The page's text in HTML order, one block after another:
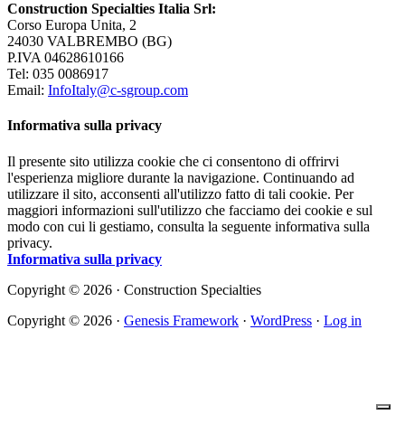
Construction Specialties Italia Srl:
Corso Europa Unita, 2
24030 VALBREMBO (BG)
P.IVA 04628610166
Tel: 035 0086917
Email: InfoItaly@c-sgroup.com
Informativa sulla privacy
Il presente sito utilizza cookie che ci consentono di offrirvi
l'esperienza migliore durante la navigazione. Continuando ad
utilizzare il sito, acconsenti all'utilizzo fatto di tali cookie. Per
maggiori informazioni sull'utilizzo che facciamo dei cookie e sul
modo con cui li gestiamo, consulta la seguente informativa sulla
privacy.
Informativa sulla privacy
Copyright © 2026 · Construction Specialties
Copyright © 2026 · Genesis Framework · WordPress · Log in